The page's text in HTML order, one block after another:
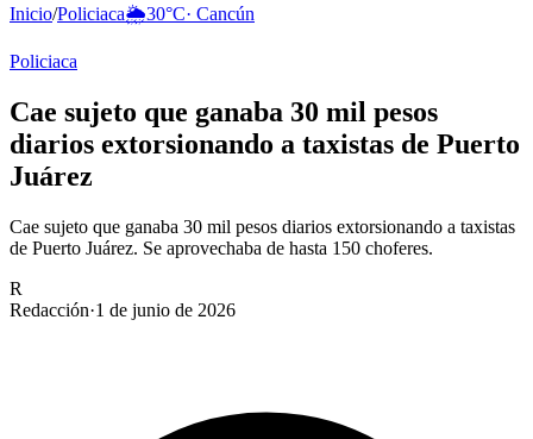
Inicio/Policiaca🌦️30°C· Cancún
Policiaca
Cae sujeto que ganaba 30 mil pesos
diarios extorsionando a taxistas de Puerto
Juárez
Cae sujeto que ganaba 30 mil pesos diarios extorsionando a taxistas
de Puerto Juárez. Se aprovechaba de hasta 150 choferes.
R
Redacción·1 de junio de 2026